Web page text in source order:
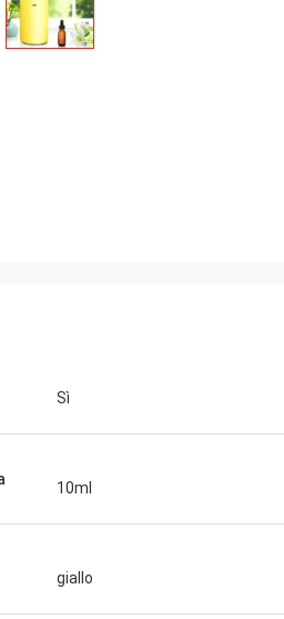
Sì
10ml
giallo